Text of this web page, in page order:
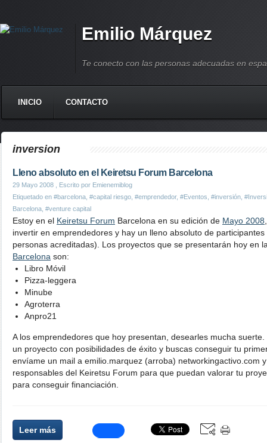
Emilio Márquez
Te conecto con las personas adecuadas en
INICIO CONTACTO
inversion
Lleno absoluto en el Keiretsu Forum Barcelona
29 Mayo 2008 , Escrito por Emienemiblog
Etiquetado en #barcelona #capital riesgo #emprendedor, #Eventos #inversión
Barcelona #venture capital
Estoy en el Keiretsu Forum Barcelona en su edición de Mayo 2008
invertir en emprendedores y hay un lleno absoluto de
personas acreditadas). Los proyectos que se presentarán hoy en
Barcelona son:
Libro Móvil
Pizza-leggera
Minube
Agroterra
Anpro21
A los emprendedores que hoy presentan, desearles mucha
un proyecto con posibilidades de éxito y buscas conseguir tu
envíame un mail a emilio.marquez (arroba) networkingactivo.com
responsables del Keiretsu Forum para que puedan valorar tu
para conseguir financiación.
Leer más